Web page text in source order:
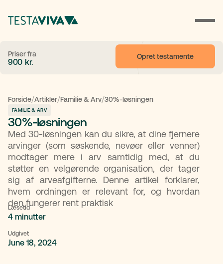
Priser fra
900 kr.
Opret testamente
Forside/Artikler/Familie & Arv/30%-løsningen
FAMILIE & ARV
30%-løsningen
Med 30‑løsningen kan du sikre, at dine fjernere
arvinger (som søskende, nevøer eller venner)
modtager mere i arv samtidig med, at du
støtter en velgørende organisation, der tager
sig af arveafgifterne. Denne artikel forklarer,
hvem ordningen er relevant for, og hvordan
den fungerer rent praktisk
Læsetid
4 minutter
Udgivet
June 18, 2024